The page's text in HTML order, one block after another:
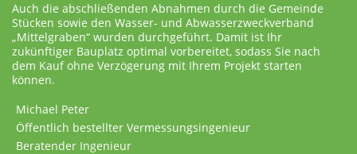
Auch die abschließenden Abnahmen durch die Gemeinde
Stücken sowie den Wasser- und Abwasserzweckverband
„Mittelgraben“ wurden durchgeführt. Damit ist Ihr
zukünftiger Bauplatz optimal vorbereitet, sodass Sie nach
dem Kauf ohne Verzögerung mit Ihrem Projekt starten
können.
Michael Peter
Öffentlich bestellter Vermessungsingenieur
Beratender Ingenieur